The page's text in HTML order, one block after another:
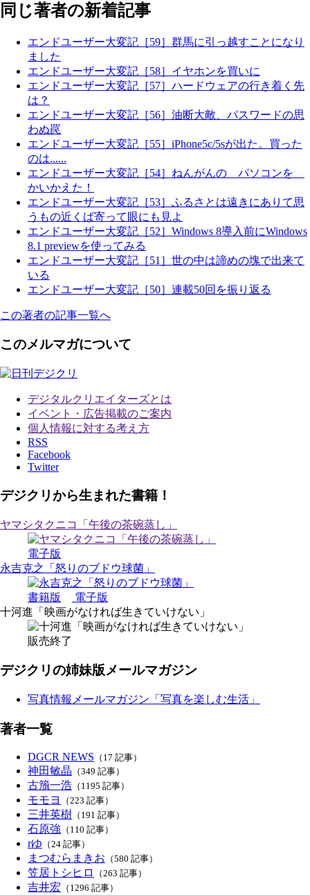
同じ著者の新着記事
エンドユーザー大変記［59］群馬に引っ越すことになり
ました
エンドユーザー大変記［58］イヤホンを買いに
エンドユーザー大変記［57］ハードウェアの行き着く先
は？
エンドユーザー大変記［56］油断大敵、パスワードの思
わぬ罠
エンドユーザー大変記［55］iPhone5c/5sが出た。買った
のは......
エンドユーザー大変記［54］ねんがんの パソコンを
かいかえた！
エンドユーザー大変記［53］ふるさとは遠きにありて思
うもの近くば寄って眼にも見よ
エンドユーザー大変記［52］Windows 8導入前にWindows
8.1 previewを使ってみる
エンドユーザー大変記［51］世の中は諦めの塊で出来て
いる
エンドユーザー大変記［50］連載50回を振り返る
この著者の記事一覧へ
このメルマガについて
デジタルクリエイターズとは
イベント・広告掲載のご案内
個人情報に対する考え方
RSS
Facebook
Twitter
デジクリから生まれた書籍！
ヤマシタクニコ「午後の茶碗蒸し」
電子版
永吉克之「怒りのブドウ球菌」
書籍版
電子版
十河進「映画がなければ生きていけない」
販売終了
デジクリの姉妹版メールマガジン
写真情報メールマガジン「写真を楽しむ生活」
著者一覧
DGCR NEWS （17 記事）
神田敏晶 （349 記事）
古籏一浩 （1195 記事）
モモヨ （223 記事）
三井英樹 （191 記事）
石原強 （110 記事）
rゆ （24 記事）
まつむらまきお （580 記事）
笠居トシヒロ （263 記事）
吉井宏 （1296 記事）